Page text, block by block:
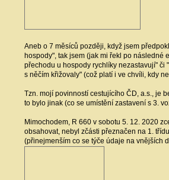
Aneb o 7 měsíců později, když jsem
hospody", tak jsem (jak mi řekl po následné
přechodu u hospody rychlíky nezastavují" či
s něčím křižovaly" (což platí i ve chvíli, kdy
Tzn. mojí povinností cestujícího ČD, a.s., je
to bylo jinak (co se umístění zastavení s 3.
Mimochodem, R 660 v sobotu 5. 12. 2020
obsahovat, nebyl zčásti přeznačen na 1.
(přinejmenším co se týče údaje na vnějších